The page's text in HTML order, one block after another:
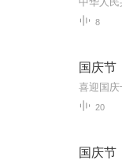
8
国庆节
20
国庆节